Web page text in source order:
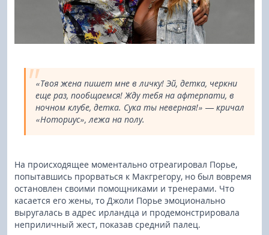
«Твоя жена пишет мне в личку! Эй, детка, черкни
еще раз, пообщаемся! Жду тебя на афтерпати, в
ночном клубе, детка. Сука ты неверная!» — кричал
«Ноториус», лежа на полу.
На происходящее моментально отреагировал Порье,
попытавшись прорваться к Макгрегору, но был вовремя
остановлен своими помощниками и тренерами. Что
касается его жены, то Джоли Порье эмоционально
выругалась в адрес ирландца и продемонстрировала
неприличный жест, показав средний палец.